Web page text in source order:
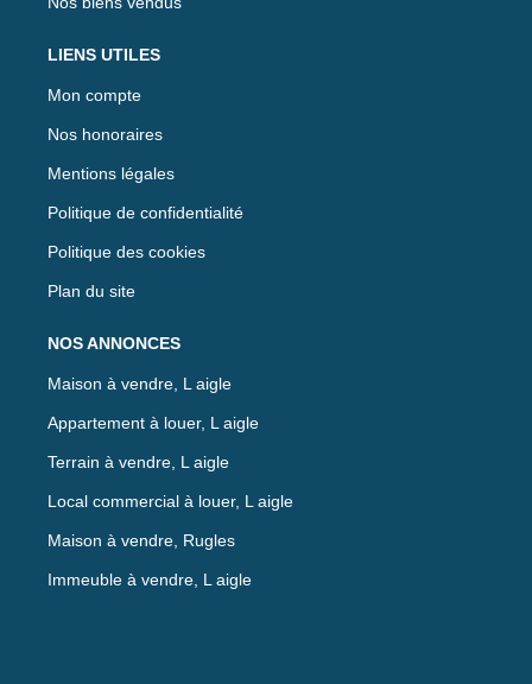
LIENS UTILES
Mon compte
Nos honoraires
Mentions légales
Politique de confidentialité
Politique des cookies
Plan du site
NOS ANNONCES
Maison à vendre, L aigle
Appartement à louer, L aigle
Terrain à vendre, L aigle
Local commercial à louer, L aigle
Maison à vendre, Rugles
Immeuble à vendre, L aigle